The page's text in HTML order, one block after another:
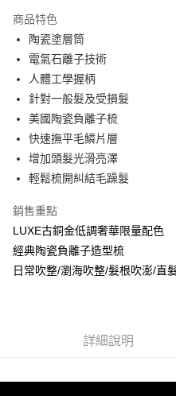
1.分期款項不併入電信帳單，「大哥
2.透過簡訊連結打開帳單後，可選擇
帳／街口支付／iPASS MONEY」等
【注意事項】
1.本服務係由「台灣大哥大股份有限
用戶於交易時，得透過本服務購買商
買賣價金債權讓與本公司後，依約使
2.基於同意付款使用「大哥付你分期
資料（包含姓名、電話或地址）提供
由本公司與您本人進行分期帳單所需
【「AFTEE先享後付」結帳流程】
１．於結帳方式選擇「AFTEE先享
結帳頁面，進行簡訊認證並確認金額
２．訂單成立數日內，您將收到繳費
３．收到繳費通知簡訊後14天內，點
ATM／網路銀行／等多元方式進行付
購買商品的店家。未經商家同意取消
後付繳納相關費用。
※ 交易是否成功請以「AFTEE先享
是否繳費成功／繳費後需取消欲退
客戶支援中心」https://
【注意事項】
１．透過由恩沛科技股份有限公司
易，需依本服務之必要範圍內提供個
權轉讓予恩沛科技股份有限公司。
２．關於個人資料處理事宜，請瀏覽
４．使用「AFTEE先享後付」時，
５．嚴禁一人註冊多個帳號或使用
每筆NT$70，滿NT$899(含以上)
每筆NT$70，滿NT$899(含以上)
宅配
每筆NT$100，滿NT$1,000(含以
京站台北店客服中心(1F星巴克
請自備購物袋，若需購買紙袋可
商品特色
陶瓷塗層筒
電氣石離子技術
人體工學握柄
針對一般髮及受損髮
美國陶瓷負離子梳
快速撫平毛鱗片層
增加頭髮光滑亮澤
輕鬆梳開糾結毛躁髮
銷售重點
LUXE古銅金低調奢華限量配色
經典陶瓷負離子造型梳
日常吹整/瀏海吹整/髮根吹澎/直
詳細說明